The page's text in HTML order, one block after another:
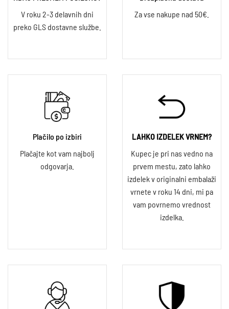
V roku 2-3 delavnih dni
preko GLS dostavne službe.
Za vse nakupe nad 50€.
Plačilo po izbiri
Plačajte kot vam najbolj
odgovarja.
LAHKO IZDELEK VRNEM?
Kupec je pri nas vedno na
prvem mestu, zato lahko
izdelek v originalni embalaži
vrnete v roku 14 dni, mi pa
vam povrnemo vrednost
izdelka.